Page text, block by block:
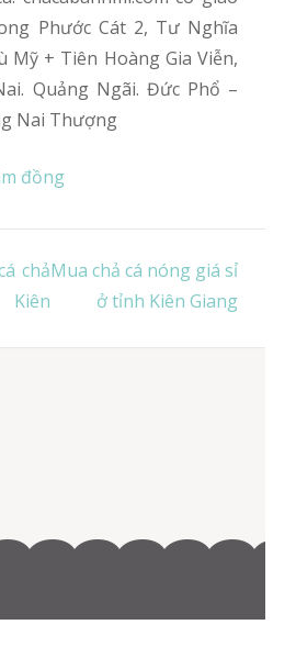
Phước Cát 2, Tư Nghĩa
Mỹ + Tiên Hoàng Gia Viễn,
Quảng Ngãi. Đức Phổ –
Nai Thượng
đồng
chảMua chả cá nóng giá sỉ
ở tỉnh Kiên Giang